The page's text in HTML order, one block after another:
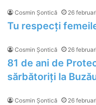
Cosmin Șontică 26
Tu respecți
Cosmin Șontică 26
81 de ani de
sărbătoriți la
Cosmin Șontică 26